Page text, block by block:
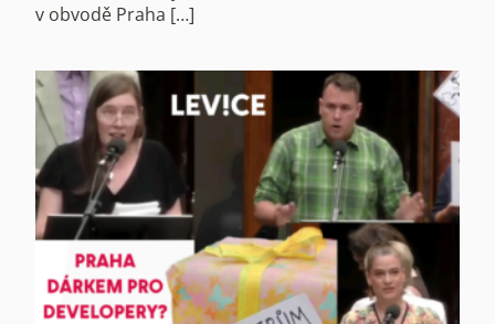
v obvodě Praha […]